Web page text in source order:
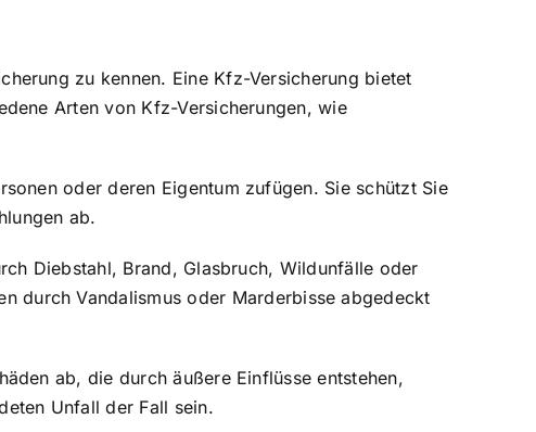
zu kennen. Eine Kfz-Versicherung bietet
Arten von Kfz-Versicherungen, wie
oder deren Eigentum zufügen. Sie schützt Sie
ab.
Diebstahl, Brand, Glasbruch, Wildunfälle oder
durch Vandalismus oder Marderbisse abgedeckt
ab, die durch äußere Einflüsse entstehen,
Unfall der Fall sein.